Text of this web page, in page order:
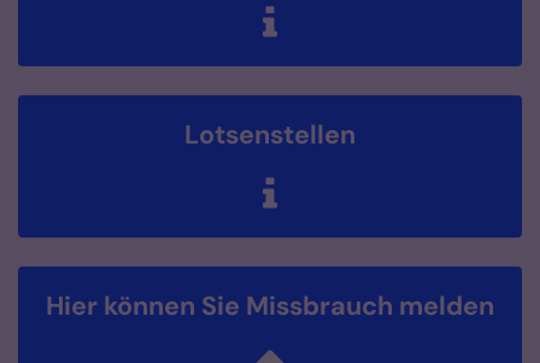
Lotsenstellen
Hier können Sie Missbrauch melden